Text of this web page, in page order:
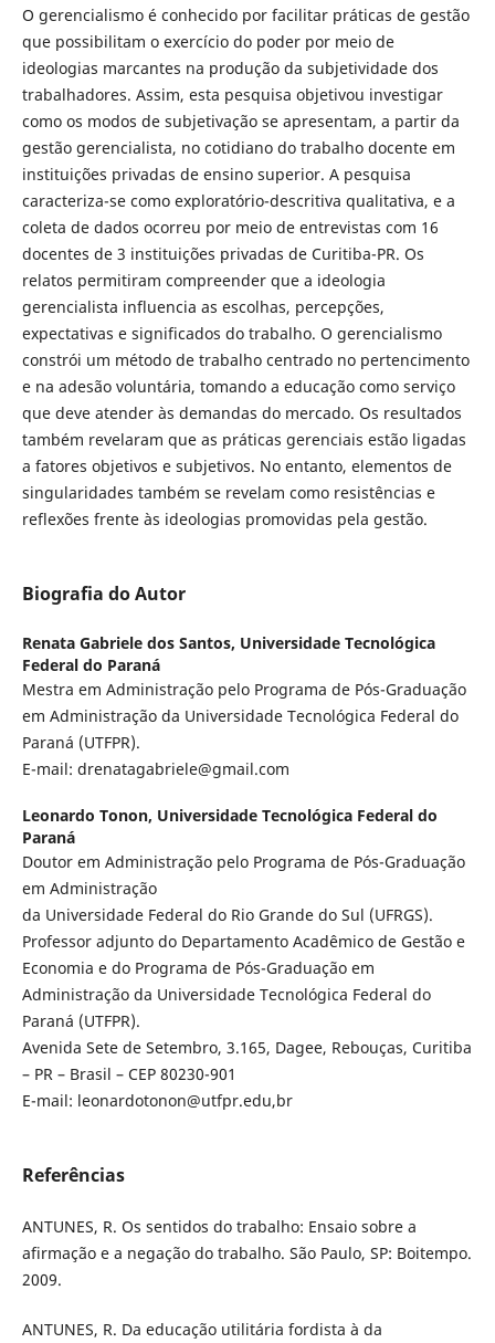
O gerencialismo é conhecido por facilitar práticas de gestão
que possibilitam o exercício do poder por meio de
ideologias marcantes na produção da subjetividade dos
trabalhadores. Assim, esta pesquisa objetivou investigar
como os modos de subjetivação se apresentam, a partir da
gestão gerencialista, no cotidiano do trabalho docente em
instituições privadas de ensino superior. A pesquisa
caracteriza-se como exploratório-descritiva qualitativa, e a
coleta de dados ocorreu por meio de entrevistas com 16
docentes de 3 instituições privadas de Curitiba-PR. Os
relatos permitiram compreender que a ideologia
gerencialista influencia as escolhas, percepções,
expectativas e significados do trabalho. O gerencialismo
constrói um método de trabalho centrado no pertencimento
e na adesão voluntária, tomando a educação como serviço
que deve atender às demandas do mercado. Os resultados
também revelaram que as práticas gerenciais estão ligadas
a fatores objetivos e subjetivos. No entanto, elementos de
singularidades também se revelam como resistências e
reflexões frente às ideologias promovidas pela gestão.
Biografia do Autor
Renata Gabriele dos Santos, Universidade Tecnológica
Federal do Paraná
Mestra em Administração pelo Programa de Pós-Graduação
em Administração da Universidade Tecnológica Federal do
Paraná (UTFPR).
E-mail: drenatagabriele@gmail.com
Leonardo Tonon, Universidade Tecnológica Federal do
Paraná
Doutor em Administração pelo Programa de Pós-Graduação
em Administração
da Universidade Federal do Rio Grande do Sul (UFRGS).
Professor adjunto do Departamento Acadêmico de Gestão e
Economia e do Programa de Pós-Graduação em
Administração da Universidade Tecnológica Federal do
Paraná (UTFPR).
Avenida Sete de Setembro, 3.165, Dagee, Rebouças, Curitiba
– PR – Brasil – CEP 80230-901
E-mail: leonardotonon@utfpr.edu,br
Referências
ANTUNES, R. Os sentidos do trabalho: Ensaio sobre a
afirmação e a negação do trabalho. São Paulo, SP: Boitempo.
2009.
ANTUNES, R. Da educação utilitária fordista à da